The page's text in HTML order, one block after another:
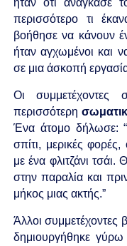
ήταν ότι ανάγκασε
περισσότερο τι
βοήθησε να κάνουν
ήταν αγχωμένοι και
σε μια άσκοπή
Οι συμμετέχοντες
περισσότερη
Ένα άτομο δήλωσε:
σπίτι, μερικές
με ένα φλιτζάνι
στην παραλία και
μήκος μιας ακτής.”
Άλλοι συμμετέχοντες
δημιουργήθηκε